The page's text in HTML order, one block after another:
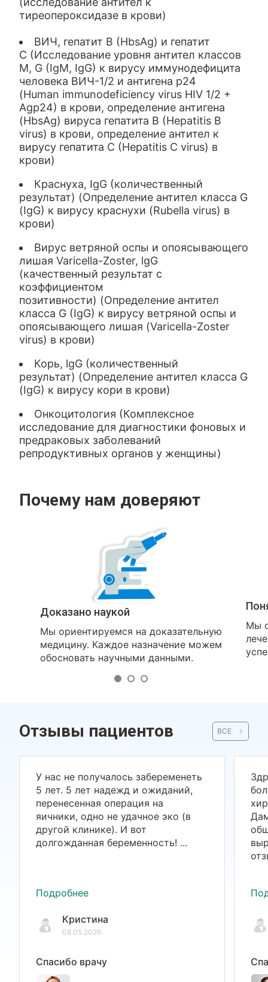
тиреопероксидазе в крови)
ВИЧ, гепатит В (HbsAg) и гепатит
С (Исследование уровня антител классов
M, G (IgM, IgG) к вирусу иммунодефицита
человека ВИЧ-1/2 и антигена p24
(Human immunodeficiency virus HIV 1/2 +
Agp24) в крови, определение антигена
(HbsAg) вируса гепатита B (Hepatitis B
virus) в крови, определение антител к
вирусу гепатита C (Hepatitis C virus) в
крови)
Краснуха, IgG (количественный
результат) (Определение антител класса G
(IgG) к вирусу краснухи (Rubella virus) в
крови)
Вирус ветряной оспы и опоясывающего
лишая Varicella-Zoster, lgG
(качественный результат с
коэффициентом
позитивности) (Определение антител
класса G (IgG) к вирусу ветряной оспы и
опоясывающего лишая (Varicella-Zoster
virus) в крови)
Корь, lgG (количественный
результат) (Определение антител класса G
(IgG) к вирусу кори в крови)
Онкоцитология (Комплексное
исследование для диагностики фоновых и
предраковых заболеваний
репродуктивных органов у женщины)
Почему нам доверяют
Доказано наукой
Мы ориентируемся на доказательную
медицину. Каждое назначение можем
обосновать научными данными.
Мы
Отзывы пациентов ВСЕ
У нас не получалось забеременеть
5 лет. 5 лет надежд и ожиданий,
перенесенная операция на
яичники, одно не удачное эко (в
другой клинике). И вот
долгожданная беременность! ...
Подробнее
Кристина
08.05.2026
Спасибо врачу